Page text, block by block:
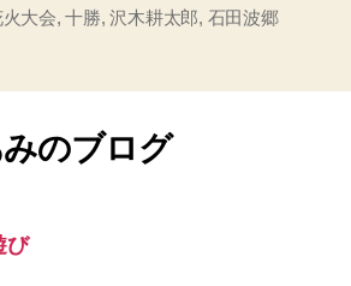
火大会,十勝,沢木耕太郎, 石田波郷
のブログ
び